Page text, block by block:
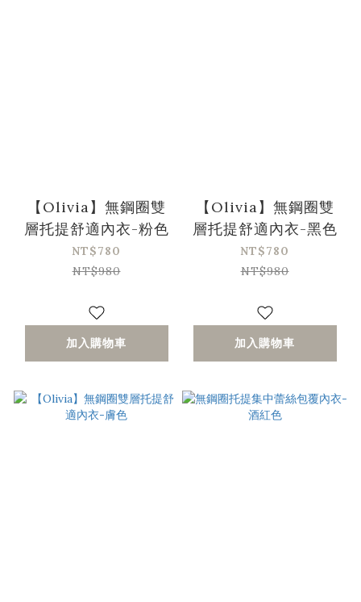
【Olivia】無鋼圈雙
層托提舒適內衣-粉色
NT$780
NT$980
加入購物車
【Olivia】無鋼圈雙
層托提舒適內衣-黑色
NT$780
NT$980
加入購物車